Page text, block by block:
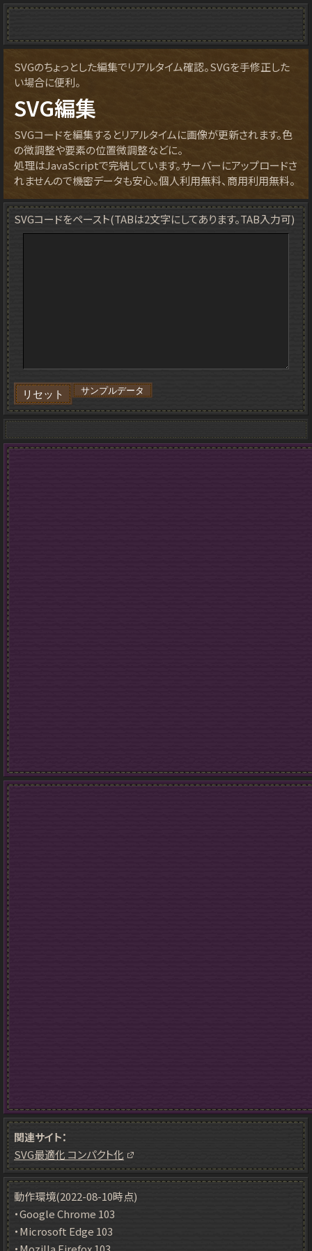
SVGのちょっとした編集でリアルタイム確認。SVGを手修正した
い場合に便利。
SVG編集
SVGコードを編集するとリアルタイムに画像が更新されます。色
の微調整や要素の位置微調整などに。
処理はJavaScriptで完結しています。サーバーにアップロードさ
れませんので機密データも安心。個人利用無料、商用利用無料。
SVGコードをペースト(TABは2文字にしてあります。TAB入力可)
リセット サンプルデータ
関連サイト：
SVG最適化 コンパクト化
動作環境(2022-08-10時点)
・Google Chrome 103
・Microsoft Edge 103